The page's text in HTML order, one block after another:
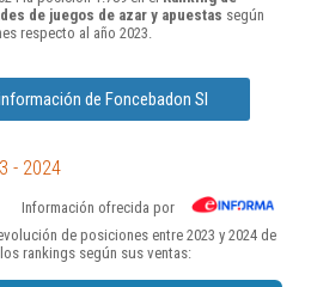
de juegos de azar y apuestas según
respecto al año 2023.
de Foncebadon Sl
- 2024
Información ofrecida por
de posiciones entre 2023 y 2024 de
rankings según sus ventas: